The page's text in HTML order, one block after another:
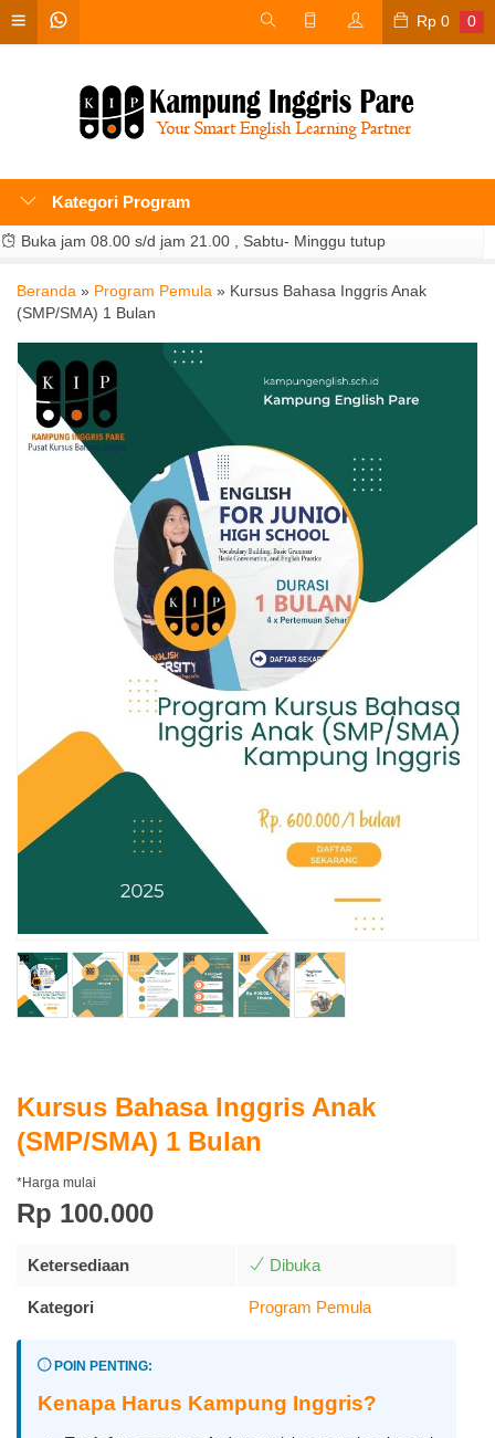
Rp 0 0
Kategori Program
Buka jam 08.00 s/d jam 21.00 , Sabtu- Minggu tutup
Beranda » Program Pemula » Kursus Bahasa Inggris Anak
(SMP/SMA) 1 Bulan
Kursus Bahasa Inggris Anak
(SMP/SMA) 1 Bulan
*Harga mulai
Rp 100.000
Ketersediaan Dibuka
Kategori Program Pemula
POIN PENTING:
Kenapa Harus Kampung Inggris?